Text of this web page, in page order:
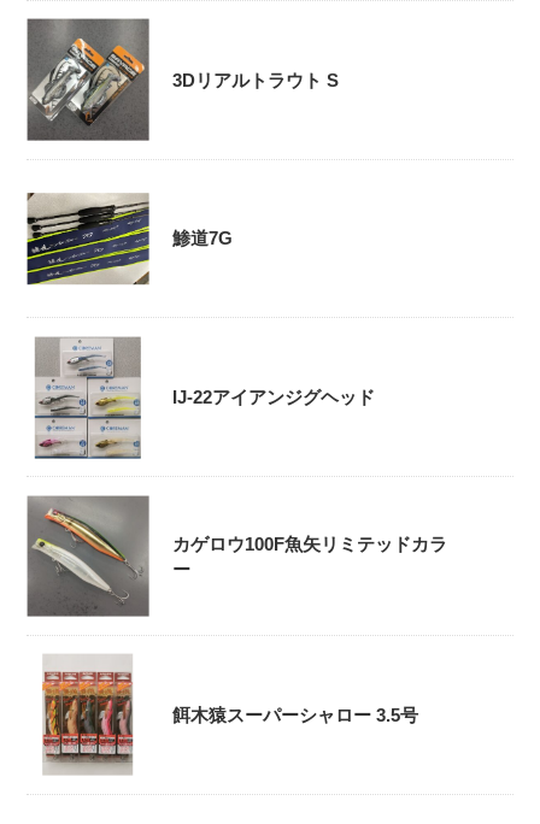
3Dリアルトラウト S
鯵道7G
IJ-22アイアンジグヘッド
カゲロウ100F魚矢リミテッドカラ
ー
餌木猿スーパーシャロー 3.5号